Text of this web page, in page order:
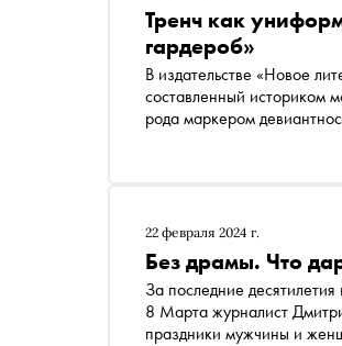
Тренч как
гардероб»
В издательстве «Новое
составленный историком
рода маркером
22 февраля 2024 г.
Без драмы. Что
За последние
8 Марта журналист
праздники мужчины и